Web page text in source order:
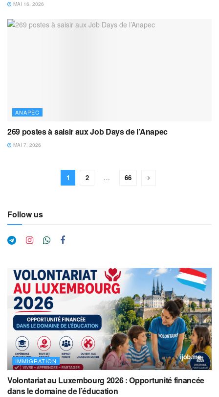
MAI 16, 2026
ANAPEC
269 postes à saisir aux Job Days de l’Anapec
MAI 7, 2026
1 2 … 66
Follow us
IMMIGRATION
Volontariat au Luxembourg 2026 : Opportunité financée
dans le domaine de l’éducation